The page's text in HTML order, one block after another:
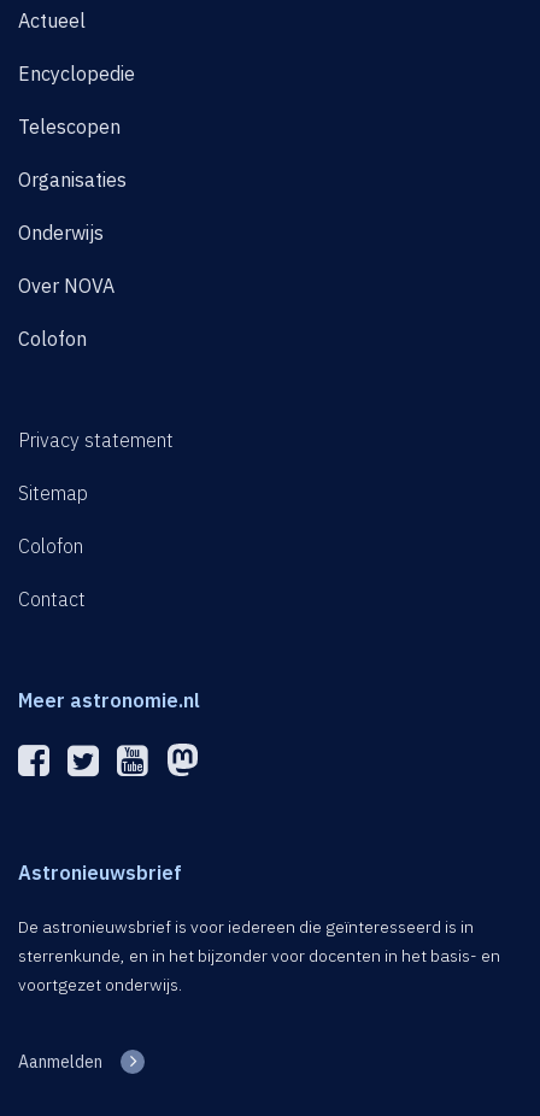
Actueel
Encyclopedie
Telescopen
Organisaties
Onderwijs
Over NOVA
Colofon
Privacy statement
Sitemap
Colofon
Contact
Meer astronomie.nl
Astronieuwsbrief
De astronieuwsbrief is voor iedereen die geïnteresseerd is in
sterrenkunde, en in het bijzonder voor docenten in het basis- en
voortgezet onderwijs.
Aanmelden